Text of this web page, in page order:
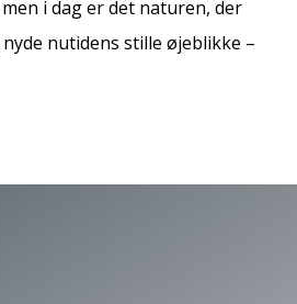
i dag er det naturen, der
nutidens stille øjeblikke –